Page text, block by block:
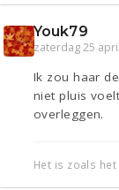
Youk79
zaterdag 25
Ik zou haar
niet pluis
overleggen.
Het is zoals het